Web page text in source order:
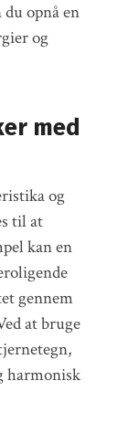
opnå en
og
med
og
til at
kan en
gennem
at bruge
harmonisk